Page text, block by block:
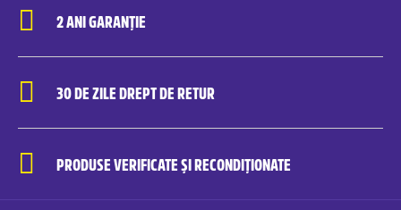
2 ANI GARANȚIE
30 DE ZILE DREPT DE RETUR
PRODUSE VERIFICATE ȘI RECONDIȚIONATE